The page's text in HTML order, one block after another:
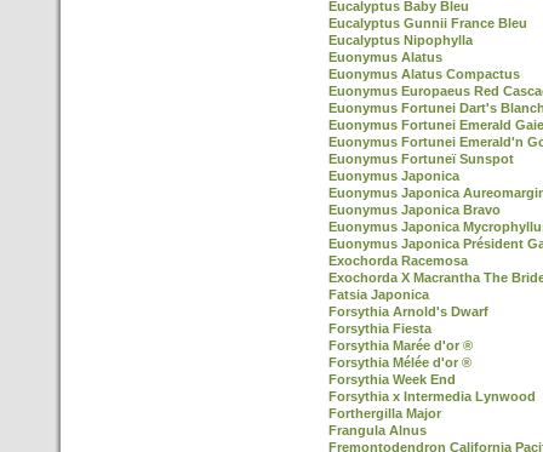
Eucalyptus Baby Bleu
Eucalyptus Gunnii France Bleu
Eucalyptus Nipophylla
Euonymus Alatus
Euonymus Alatus Compactus
Euonymus Europaeus Red
Euonymus Fortunei Dart's
Euonymus Fortunei Emerald
Euonymus Fortunei Emerald'n
Euonymus Fortuneï Sunspot
Euonymus Japonica
Euonymus Japonica
Euonymus Japonica Bravo
Euonymus Japonica
Euonymus Japonica Président
Exochorda Racemosa
Exochorda X Macrantha The
Fatsia Japonica
Forsythia Arnold's Dwarf
Forsythia Fiesta
Forsythia Marée d'or ®
Forsythia Mélée d'or ®
Forsythia Week End
Forsythia x Intermedia Lynwood
Forthergilla Major
Frangula Alnus
Fremontodendron California